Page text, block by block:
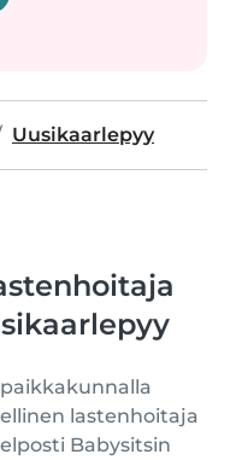
Uusikaarlepyy
lastenhoitaja
Babysitsin